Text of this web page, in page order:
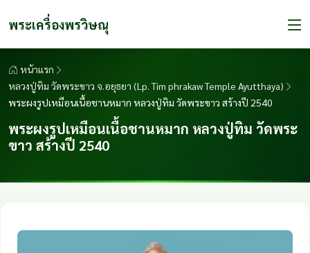
พระเครื่องพรวิษณุ
หน้าแรก
หลวงปู่ทิม วัดพระขาว จ.อยุธยา (Lp. Tim phrakaw Temple Ayutthaya)
พระผงรูปเหมือนเนื้อชานหมาก หลวงปู่ทิม วัดพระขาว สร้างปี 2540
พระผงรูปเหมือนเนื้อชานหมาก หลวงปู่ทิม วัดพระ
ขาว สร้างปี 2540